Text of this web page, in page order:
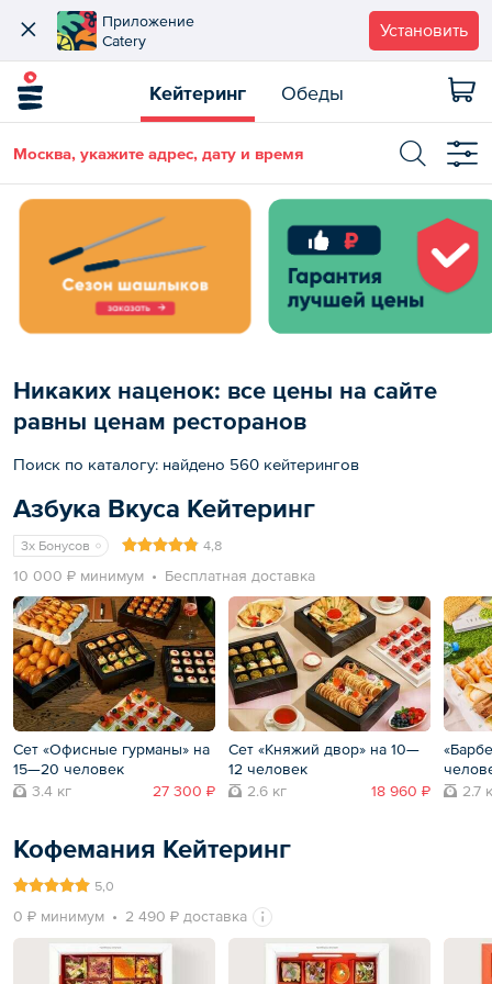
Приложение
Catery
Установить
Кейтеринг Обеды
Москва, укажите адрес, дату и время
Никаких наценок: все цены на сайте
равны ценам ресторанов
Поиск по каталогу: найдено 560 кейтерингов
Азбука Вкуса Кейтеринг
3x Бонусов 4,8
10 000 ₽ минимум Бесплатная доставка
Сет «Офисные гурманы» на
15—20 человек
3.4 кг
27 300 ₽
Сет «Княжий двор» на 10—
12 человек
2.6 кг
18 960 ₽
2.7
Кофемания Кейтеринг
5,0
0 ₽ минимум 2 490 ₽ доставка